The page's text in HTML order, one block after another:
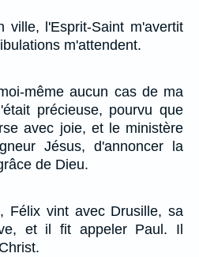
ville, l'Esprit-Saint m'avertit
m'attendent.
même aucun cas de ma
précieuse, pourvu que
avec joie, et le ministère
Jésus, d'annoncer la
de Dieu.
Félix vint avec Drusille, sa
et il fit appeler Paul. Il